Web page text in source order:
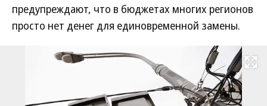
предупреждают, что в бюджетах многих регионов
просто нет денег для единовременной замены.
Развернуть